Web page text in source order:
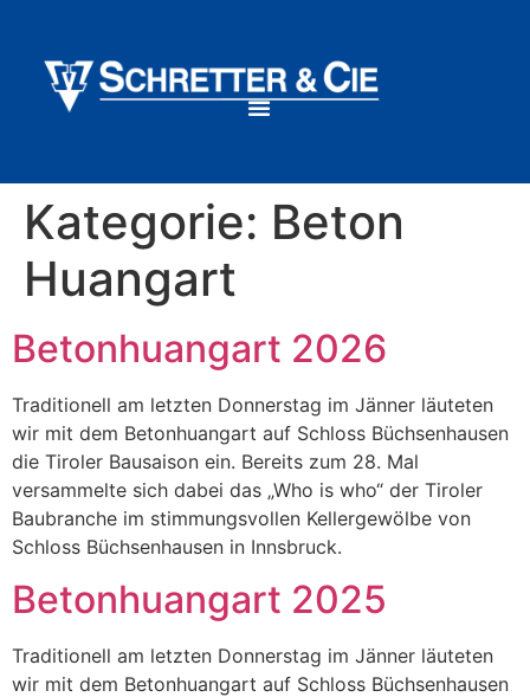
Kategorie: Beton
Huangart
Betonhuangart 2026
Traditionell am letzten Donnerstag im Jänner läuteten
wir mit dem Betonhuangart auf Schloss Büchsenhausen
die Tiroler Bausaison ein. Bereits zum 28. Mal
versammelte sich dabei das „Who is who“ der Tiroler
Baubranche im stimmungsvollen Kellergewölbe von
Schloss Büchsenhausen in Innsbruck.
Betonhuangart 2025
Traditionell am letzten Donnerstag im Jänner läuteten
wir mit dem Betonhuangart auf Schloss Büchsenhausen